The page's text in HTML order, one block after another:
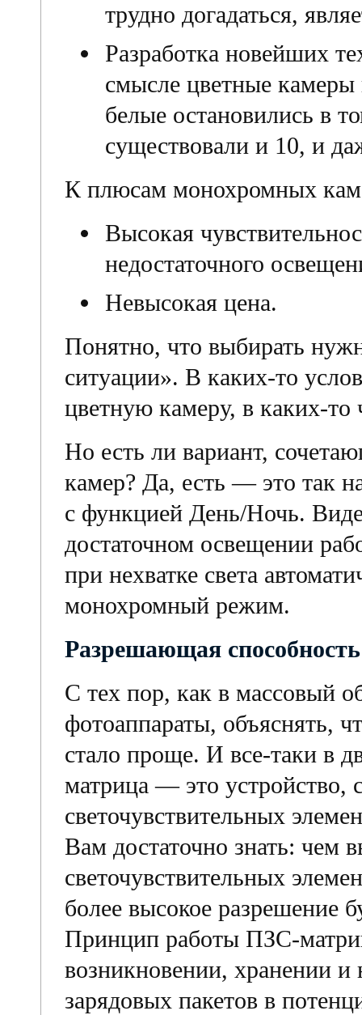
трудно догадаться,
Разработка новейших
смысле цветные камеры
белые остановились в
существовали и 10, и
К плюсам монохромных
Высокая
недостаточного
Невысокая цена.
Понятно, что выбирать
ситуации». В каких-то
цветную камеру, в каких-
Но есть ли вариант,
камер? Да, есть — это так
c функцией День/Ночь.
достаточном освещении
при нехватке света
монохромный режим.
Разрешающая
С тех пор, как в массовый
фотоаппараты, объяснять,
стало проще. И все-таки в
матрица — это устройство,
светочувствительных
Вам достаточно знать: чем
светочувствительных
более высокое разрешение
Принцип работы ПЗС-
возникновении, хранении и
зарядовых пакетов в